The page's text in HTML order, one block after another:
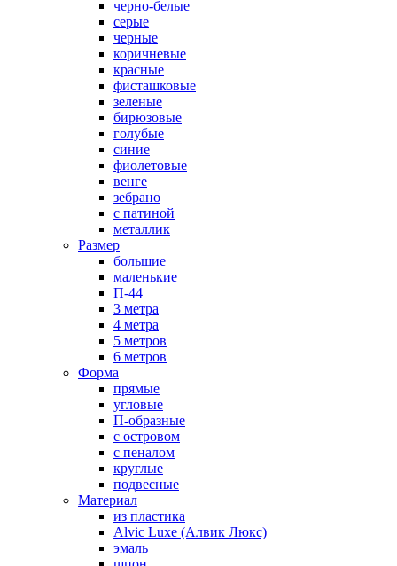
черно-белые
серые
черные
коричневые
красные
фисташковые
зеленые
бирюзовые
голубые
синие
фиолетовые
венге
зебрано
с патиной
металлик
Размер
большие
маленькие
П-44
3 метра
4 метра
5 метров
6 метров
Форма
прямые
угловые
П-образные
с островом
с пеналом
круглые
подвесные
Материал
из пластика
Alvic Luxe (Алвик Люкс)
эмаль